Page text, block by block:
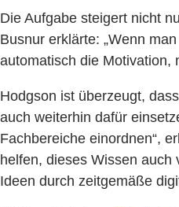
Die Aufgabe steigert nicht
Busnur erklärte: „Wenn
automatisch die Motivation,
Hodgson ist überzeugt,
auch weiterhin dafür
Fachbereiche einordnen“,
helfen, dieses Wissen
Ideen durch zeitgemäße